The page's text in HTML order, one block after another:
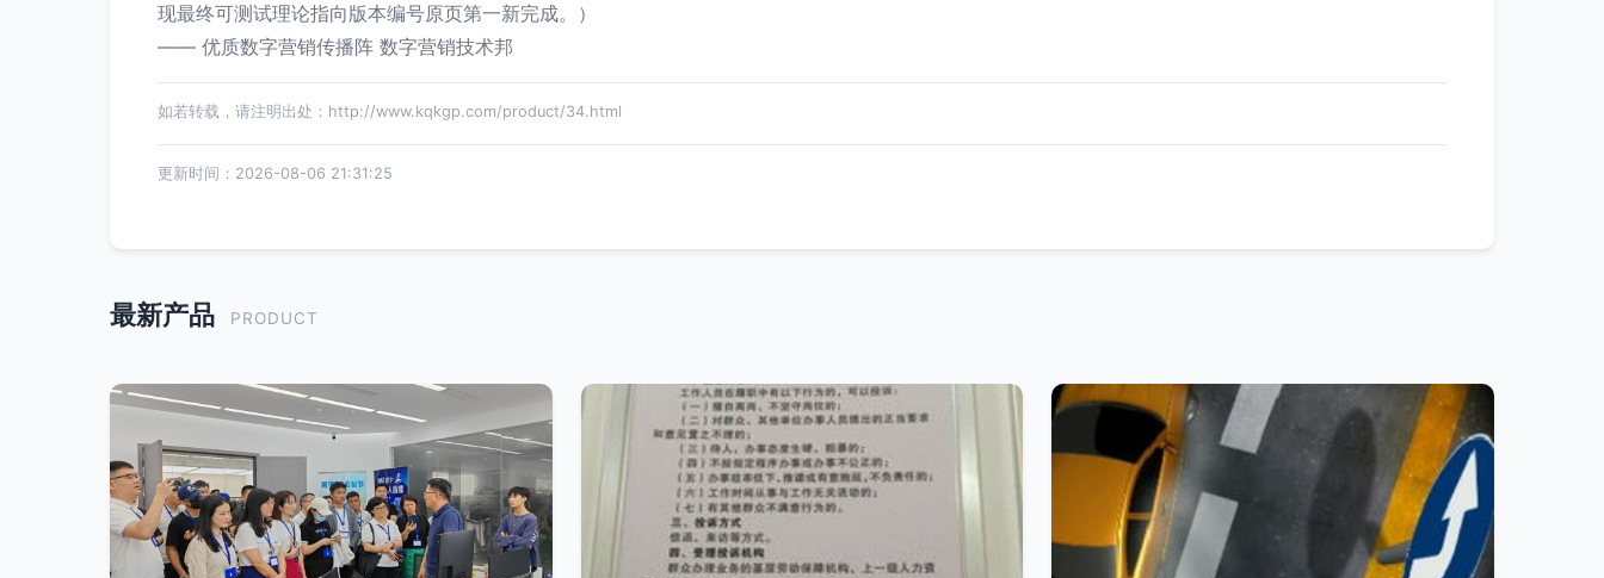
现最终可测试理论指向版本编号原页第一新完成。）
—— 优质数字营销传播阵 数字营销技术邦
如若转载，请注明出处：http://www.kqkgp.com/product/34.html
更新时间：2026-08-06 21:31:25
最新产品 PRODUCT